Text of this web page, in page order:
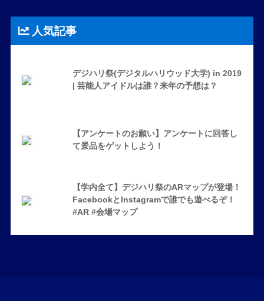
人気記事
デジハリ祭(デジタルハリウッド大学) in 2019
| 芸能人アイドルは誰？来年の予想は？
【アンケートのお願い】アンケートに回答し
て景品をゲットしよう！
【学内全て】デジハリ祭のARマップが登場！
FacebookとInstagramで誰でも遊べるぞ！
#AR #会場マップ